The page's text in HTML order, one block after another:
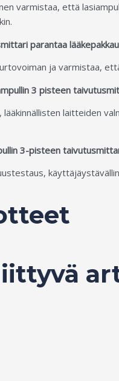
varmistaa, että
parantaa
ja varmistaa,
3 pisteen
laitteiden
3-pisteen